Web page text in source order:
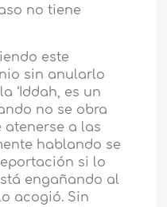
no tiene
este
sin anularlo
‘Iddah, es un
no se obra
atenerse a las
hablando se
si lo
engañando al
acogió. Sin